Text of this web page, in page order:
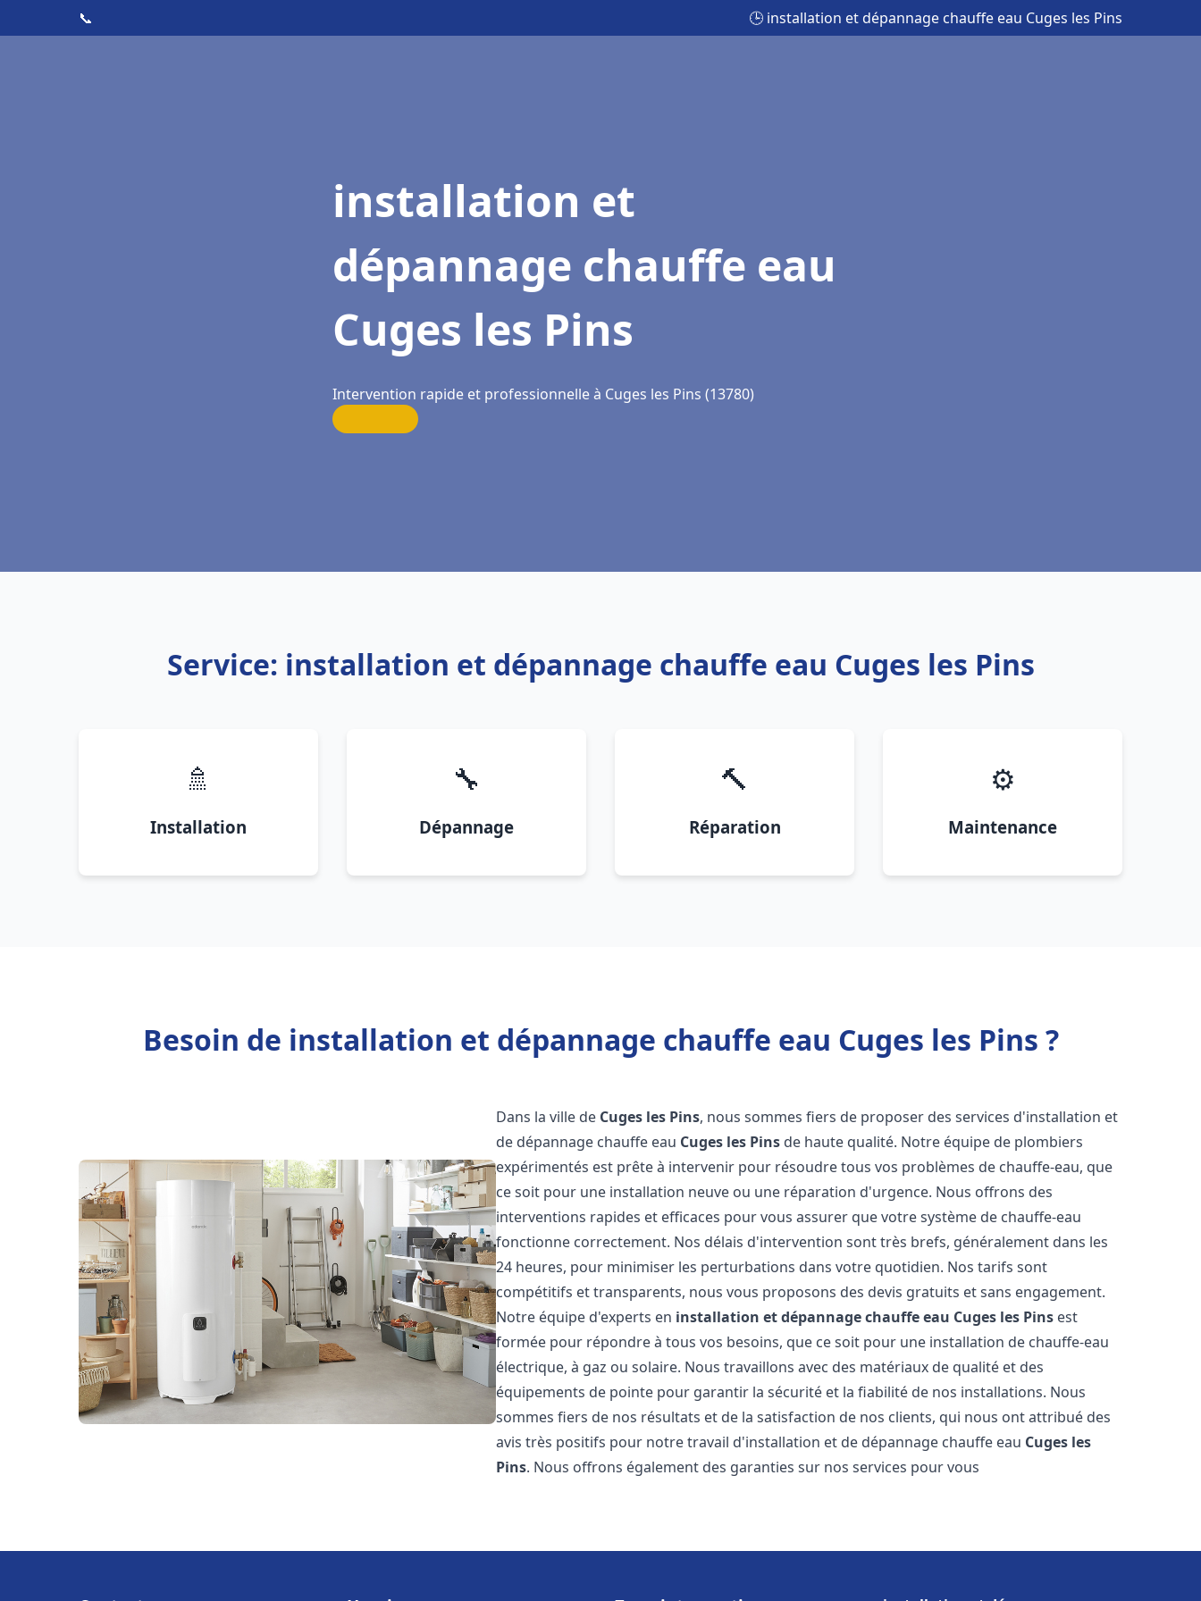
📞 🕒 installation et dépannage chauffe eau Cuges les Pins
installation et
dépannage chauffe eau
Cuges les Pins
Intervention rapide et professionnelle à Cuges les Pins (13780)
Service: installation et dépannage chauffe eau Cuges les Pins
🚿
Installation
🔧
Dépannage
🔨
Réparation
⚙️
Maintenance
Besoin de installation et dépannage chauffe eau Cuges les Pins ?
Dans la ville de Cuges les Pins, nous sommes fiers de proposer des services d'installation et
de dépannage chauffe eau Cuges les Pins de haute qualité. Notre équipe de plombiers
expérimentés est prête à intervenir pour résoudre tous vos problèmes de chauffe-eau, que
ce soit pour une installation neuve ou une réparation d'urgence. Nous offrons des
interventions rapides et efficaces pour vous assurer que votre système de chauffe-eau
fonctionne correctement. Nos délais d'intervention sont très brefs, généralement dans les
24 heures, pour minimiser les perturbations dans votre quotidien. Nos tarifs sont
compétitifs et transparents, nous vous proposons des devis gratuits et sans engagement.
Notre équipe d'experts en installation et dépannage chauffe eau Cuges les Pins est
formée pour répondre à tous vos besoins, que ce soit pour une installation de chauffe-eau
électrique, à gaz ou solaire. Nous travaillons avec des matériaux de qualité et des
équipements de pointe pour garantir la sécurité et la fiabilité de nos installations. Nous
sommes fiers de nos résultats et de la satisfaction de nos clients, qui nous ont attribué des
avis très positifs pour notre travail d'installation et de dépannage chauffe eau Cuges les
Pins. Nous offrons également des garanties sur nos services pour vous